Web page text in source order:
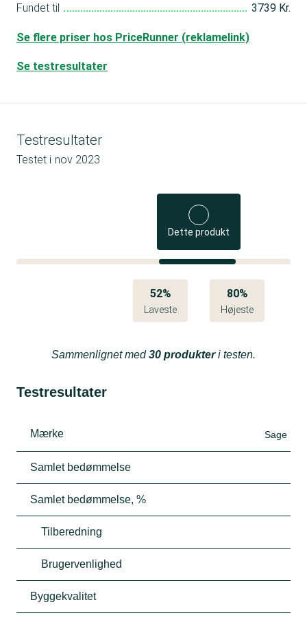
Fundet til 3739 Kr.
Se flere priser hos PriceRunner (reklamelink)
Se testresultater
Testresultater
Testet i nov 2023
Dette produkt
52%
Laveste
80%
Højeste
Sammenlignet med30 produkteri testen.
Testresultater
Mærke Sage
Samlet bedømmelse
Samlet bedømmelse, %
Tilberedning
Brugervenlighed
Byggekvalitet